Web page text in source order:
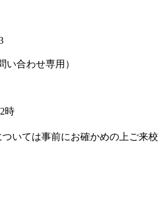
い合わせ専用）
時
ついては事前にお確かめの上ご来校